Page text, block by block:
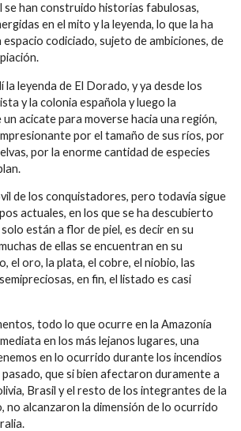
han construido historias fabulosas,
en el mito y la leyenda, lo que la ha
codiciado, sujeto de ambiciones, de
la leyenda de El Dorado, y ya desde los
y la colonia española y luego la
acicate para moverse hacia una región,
por el tamaño de sus ríos, por
por la enorme cantidad de especies
de los conquistadores, pero todavía sigue
actuales, en los que se ha descubierto
están a flor de piel, es decir en su
de ellas se encuentran en su
el oro, la plata, el cobre, el niobio, las
en fin, el listado es casi
todo lo que ocurre en la Amazonía
en los más lejanos lugares, una
en lo ocurrido durante los incendios
que si bien afectaron duramente a
Brasil y el resto de los integrantes de la
no alcanzaron la dimensión de lo ocurrido